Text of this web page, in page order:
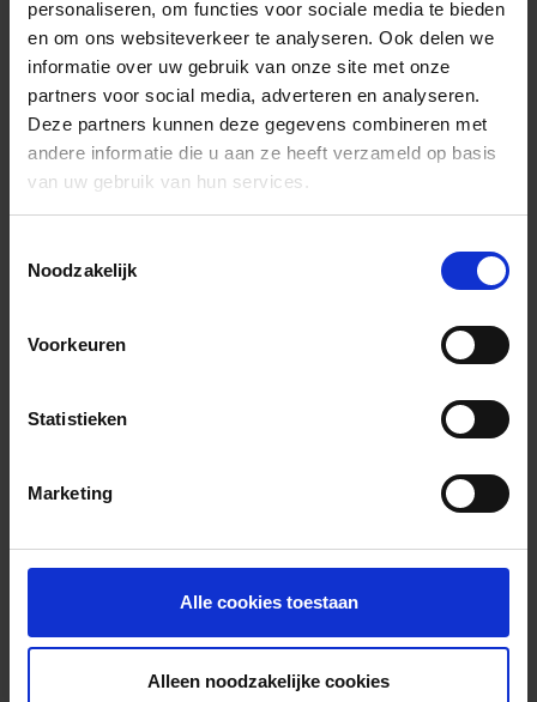
personaliseren, om functies voor sociale media te bieden
en om ons websiteverkeer te analyseren. Ook delen we
informatie over uw gebruik van onze site met onze
partners voor social media, adverteren en analyseren.
Deze partners kunnen deze gegevens combineren met
andere informatie die u aan ze heeft verzameld op basis
van uw gebruik van hun services.
Noodzakelijk
Voorkeuren
Statistieken
Marketing
Alle cookies toestaan
Alleen noodzakelijke cookies